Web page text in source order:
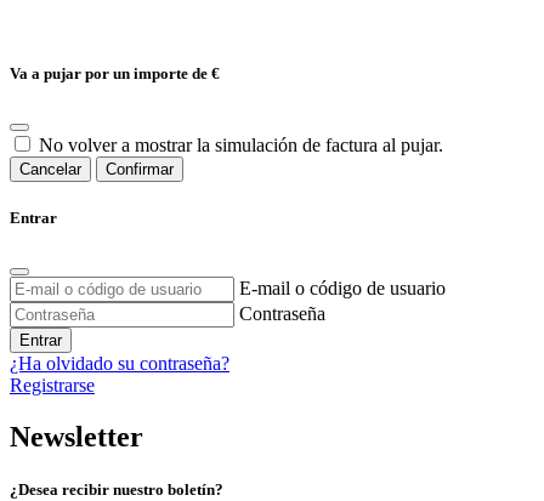
Va a pujar por un importe de €
No volver a mostrar la simulación de factura al pujar.
Cancelar Confirmar
Entrar
E-mail o código de usuario
Contraseña
Entrar
¿Ha olvidado su contraseña?
Registrarse
Newsletter
¿Desea recibir nuestro boletín?